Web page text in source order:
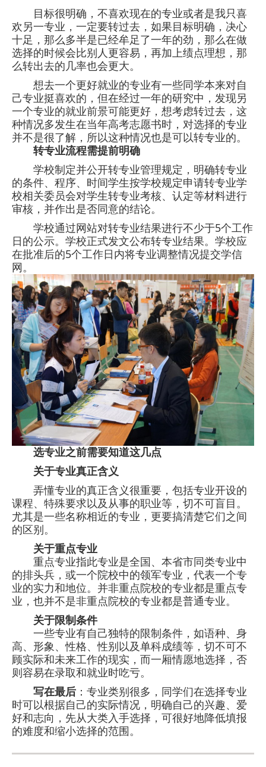
目标很明确，不喜欢现在的专业或者是我只喜
欢另一专业，一定要转过去，如果目标明确，决心
十足 ，那么多半是已经牟足了一年的劲，那么在做
选择的时候会比别人更容易，再加上绩点理想，那
么转出去的几率也会更大。
想去一个更好就业的专业有一些同学本来对自
己专业挺喜欢的，但在经过一年的研究中，发现另
一个专业的就业前景可能更好，想考虑转过去，这
种情况多发生在当年高考志愿书时，对选择的专业
并不是很了解，所以这种情况也是可以转专业的。
转专业流程需提前明确
学校制定并公开转专业管理规定，明确转专业
的条件、程序、时间学生按学校规定申请转专业学
校相关委员会对学生转专业考核、认定等材料进行
审核，并作出是否同意的结论。
学校通过网站对转专业结果进行不少于5个工作
日的公示。 学校正式发文公布转专业结果。 学校应
在批准后的5个工作日内将专业调整情况提交学信
网。
选专业之前需要知道这几点
关于专业真正含义
弄懂专业的真正含义很重要，包括专业开设的
课程、特殊要求以及从事的职业等，切不可盲目。
尤其是一些名称相近的专业，更要搞清楚它们之间
的区别。
关于重点专业
重点专业指此专业是全国、本省市同类专业中
的排头兵，或一个院校中的领军专业，代表一个专
业的实力和地位。并非重点院校的专业都是重点专
业，也并不是非重点院校的专业都是普通专业。
关于限制条件
一些专业有自己独特的限制条件，如语种、身
高、形象、性格、性别以及单科成绩等，切不可不
顾实际和未来工作的现实，而一厢情愿地选择，否
则容易在录取和就业时吃亏。
写在最后 ：专业类别很多，同学们在选择专业
时可以根据自己的实际情况，明确自己的兴趣、爱
好和志向，先从大类入手选择，可很好地降低填报
的难度和缩小选择的范围。